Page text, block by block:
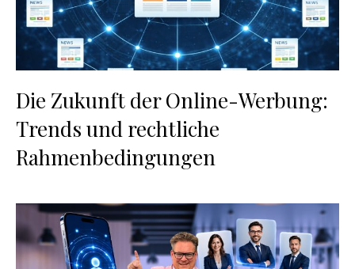
Die Zukunft der Online-Werbung:
Trends und rechtliche
Rahmenbedingungen